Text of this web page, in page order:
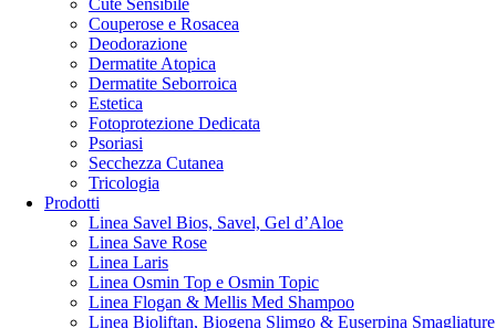
Cute Sensibile
Couperose e Rosacea
Deodorazione
Dermatite Atopica
Dermatite Seborroica
Estetica
Fotoprotezione Dedicata
Psoriasi
Secchezza Cutanea
Tricologia
Prodotti
Linea Savel Bios, Savel, Gel d’Aloe
Linea Save Rose
Linea Laris
Linea Osmin Top e Osmin Topic
Linea Flogan & Mellis Med Shampoo
Linea Bioliftan, Biogena Slimgo & Euserpina Smagliature